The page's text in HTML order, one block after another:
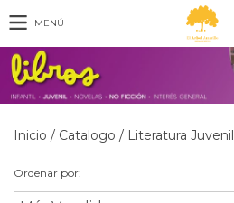
MENÚ
Inicio / Catalogo / Literatura Juvenil
Ordenar por: